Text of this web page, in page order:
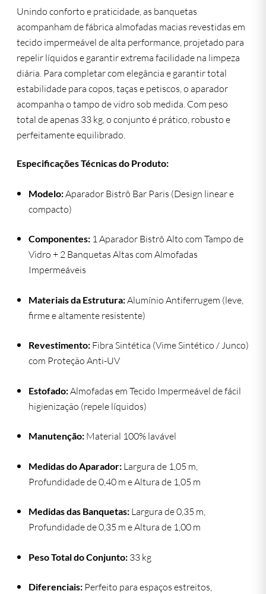
Unindo conforto e praticidade, as banquetas
acompanham de fábrica almofadas macias revestidas em
tecido impermeável de alta performance, projetado para
repelir líquidos e garantir extrema facilidade na limpeza
diária. Para completar com elegância e garantir total
estabilidade para copos, taças e petiscos, o aparador
acompanha o tampo de vidro sob medida. Com peso
total de apenas 33 kg, o conjunto é prático, robusto e
perfeitamente equilibrado.
Especificações Técnicas do Produto:
Modelo:Aparador Bistrô Bar Paris (Design linear e
compacto)
Componentes:1 Aparador Bistrô Alto com Tampo de
Vidro + 2 Banquetas Altas com Almofadas
Impermeáveis
Materiais da Estrutura:Alumínio Antiferrugem (leve,
firme e altamente resistente)
Revestimento:Fibra Sintética (Vime Sintético / Junco)
com Proteção Anti-UV
Estofado:Almofadas em Tecido Impermeável de fácil
higienização (repele líquidos)
Manutenção:Material 100% lavável
Medidas do Aparador:Largura de 1,05 m,
Profundidade de 0,40 m e Altura de 1,05 m
Medidas das Banquetas:Largura de 0,35 m,
Profundidade de 0,35 m e Altura de 1,00 m
Peso Total do Conjunto:33 kg
Diferenciais:Perfeito para espaços estreitos,